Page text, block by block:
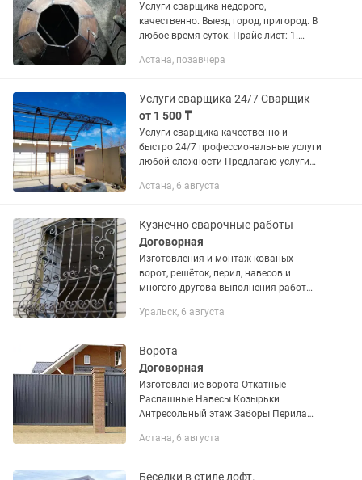
Услуги сварщика недорого,
качественно. Выезд город, пригород. В
любое время суток. Прайс-лист: 1.
резьб, насосов, кранов, изготовление
Астана, позавчера
Услуги сварщика 24/7 Сварщик
от 1 500 ₸
Услуги сварщика качественно и
быстро 24/7 профессиональные услуги
любой сложности Предлагаю услуги
опытом работы. Выполняю сварочные
Астана, 6 августа
Кузнечно сварочные работы
Договорная
Изготовления и монтаж кованых
ворот, решёток, перил, навесов и
многого другова выполнения работ
Уральск, 6 августа
Ворота
Договорная
Изготовление ворота Откатные
Распашные Навесы Козырьки
Антресольный этаж Заборы Перила
Астана, 6 августа
Беседки в стиле лофт.